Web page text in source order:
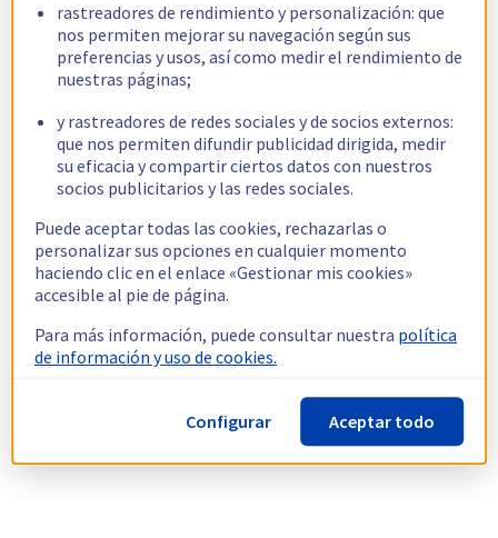
rastreadores de rendimiento y personalización: que
nos permiten mejorar su navegación según sus
preferencias y usos, así como medir el rendimiento de
nuestras páginas;
y rastreadores de redes sociales y de socios externos:
que nos permiten difundir publicidad dirigida, medir
su eficacia y compartir ciertos datos con nuestros
socios publicitarios y las redes sociales.
Puede aceptar todas las cookies, rechazarlas o
personalizar sus opciones en cualquier momento
haciendo clic en el enlace «Gestionar mis cookies»
accesible al pie de página.
Para más información, puede consultar nuestra política
de información y uso de cookies.
Configurar Aceptar todo